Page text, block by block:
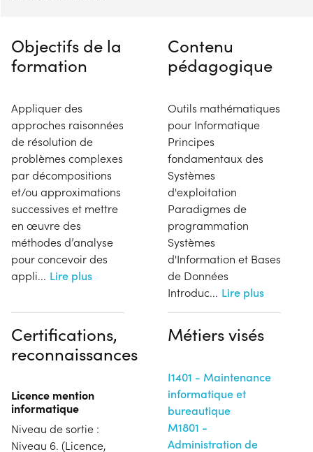
Objectifs de la
formation
Appliquer des
approches raisonnées
de résolution de
problèmes complexes
par décompositions
et/ou approximations
successives et mettre
en œuvre des
méthodes d’analyse
pour concevoir des
appli... Lire plus
Contenu
pédagogique
Outils mathématiques
pour Informatique
Principes
fondamentaux des
Systèmes
d'exploitation
Paradigmes de
programmation
Systèmes
d'Information et Bases
de Données
Introduc... Lire plus
Certifications,
reconnaissances
Licence mention
informatique
Niveau de sortie :
Niveau 6. (Licence,
Métiers visés
I1401 - Maintenance
informatique et
bureautique
M1801 -
Administration de